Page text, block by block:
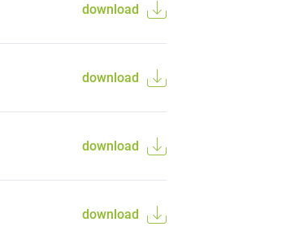
download
download
download
download